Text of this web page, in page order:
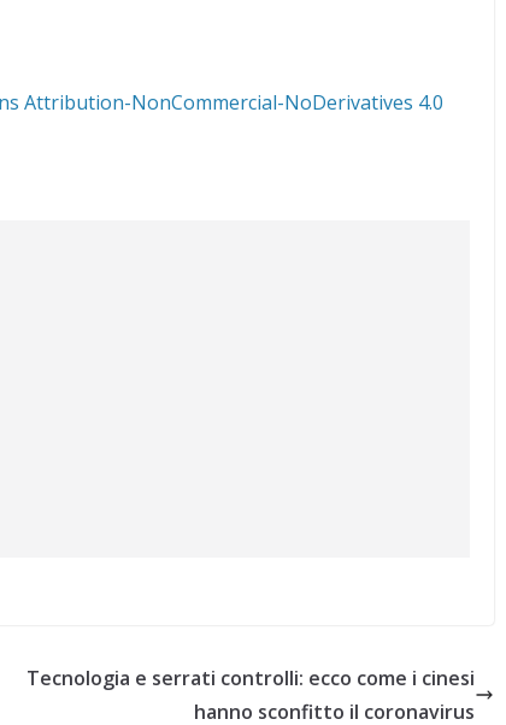
Attribution-NonCommercial-NoDerivatives 4.0
Tecnologia e serrati controlli: ecco come i cinesi
hanno sconfitto il coronavirus